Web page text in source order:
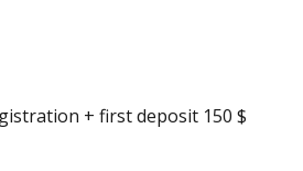
+ first deposit 150 $